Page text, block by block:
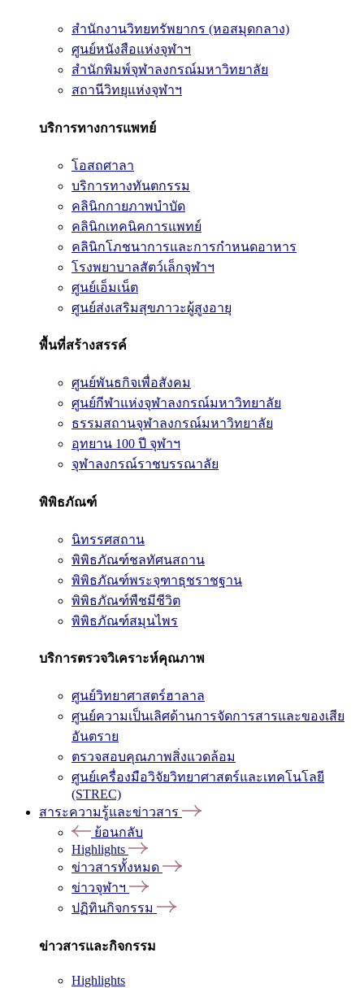
สำนักงานวิทยทรัพยากร (หอสมุดกลาง)
ศูนย์หนังสือแห่งจุฬาฯ
สำนักพิมพ์จุฬาลงกรณ์มหาวิทยาลัย
สถานีวิทยุแห่งจุฬาฯ
บริการทางการแพทย์
โอสถศาลา
บริการทางทันตกรรม
คลินิกกายภาพบำบัด
คลินิกเทคนิคการแพทย์
คลินิกโภชนาการและการกำหนดอาหาร
โรงพยาบาลสัตว์เล็กจุฬาฯ
ศูนย์เอ็มเน็ต
ศูนย์ส่งเสริมสุขภาวะผู้สูงอายุ
พื้นที่สร้างสรรค์
ศูนย์พันธกิจเพื่อสังคม
ศูนย์กีฬาแห่งจุฬาลงกรณ์มหาวิทยาลัย
ธรรมสถานจุฬาลงกรณ์มหาวิทยาลัย
อุทยาน 100 ปี จุฬาฯ
จุฬาลงกรณ์ราชบรรณาลัย
พิพิธภัณฑ์
นิทรรศสถาน
พิพิธภัณฑ์ชลทัศนสถาน
พิพิธภัณฑ์พระจุฑาธุชราชฐาน
พิพิธภัณฑ์พืชมีชีวิต
พิพิธภัณฑ์สมุนไพร
บริการตรวจวิเคราะห์คุณภาพ
ศูนย์วิทยาศาสตร์ฮาลาล
ศูนย์ความเป็นเลิศด้านการจัดการสารและของเสีย
อันตราย
ตรวจสอบคุณภาพสิ่งแวดล้อม
ศูนย์เครื่องมือวิจัยวิทยาศาสตร์และเทคโนโลยี
(STREC)
สาระความรู้และข่าวสาร
ย้อนกลับ
Highlights
ข่าวสารทั้งหมด
ข่าวจุฬาฯ
ปฏิทินกิจกรรม
ข่าวสารและกิจกรรม
Highlights